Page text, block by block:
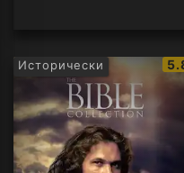
Исторически